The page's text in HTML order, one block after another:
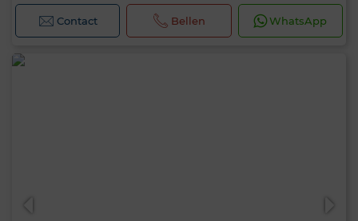
Contact Bellen WhatsApp